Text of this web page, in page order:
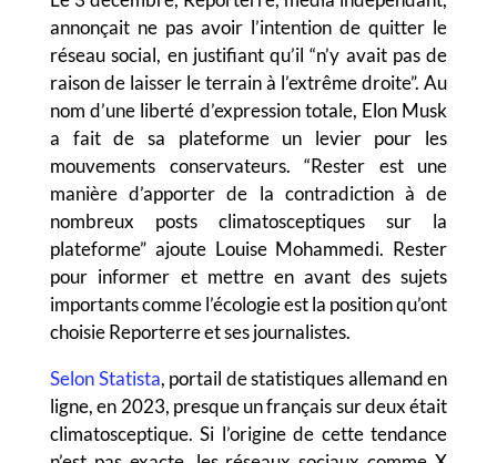
annonçait ne pas avoir l’intention de quitter le
réseau social, en justifiant qu’il “n’y avait pas de
raison de laisser le terrain à l’extrême droite”. Au
nom d’une liberté d’expression totale, Elon Musk
a fait de sa plateforme un levier pour les
mouvements conservateurs. “Rester est une
manière d’apporter de la contradiction à de
nombreux posts climatosceptiques sur la
plateforme” ajoute Louise Mohammedi. Rester
pour informer et mettre en avant des sujets
importants comme l’écologie est la position qu’ont
choisie Reporterre et ses journalistes.
Selon Statista, portail de statistiques allemand en
ligne, en 2023, presque un français sur deux était
climatosceptique. Si l’origine de cette tendance